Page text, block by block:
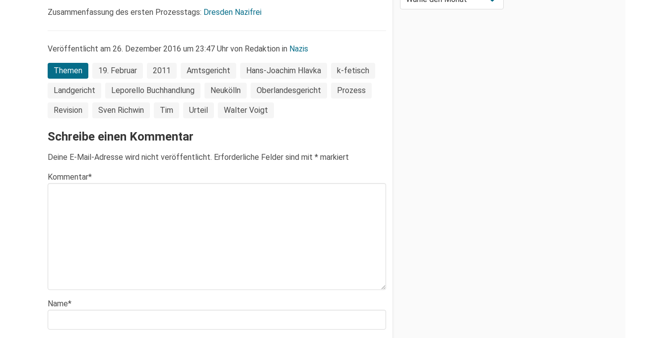
Zusammenfassung des ersten Prozesstags: Dresden Nazifrei
Veröffentlicht am 26. Dezember 2016 um 23:47 Uhr von Redaktion in Nazis
Themen 19. Februar 2011 Amtsgericht Hans-Joachim Hlavka k-fetisch
Landgericht Leporello Buchhandlung Neukölln Oberlandesgericht Prozess
Revision Sven Richwin Tim Urteil Walter Voigt
Schreibe einen Kommentar
Deine E-Mail-Adresse wird nicht veröffentlicht. Erforderliche Felder sind mit * markiert
Kommentar*
Name*